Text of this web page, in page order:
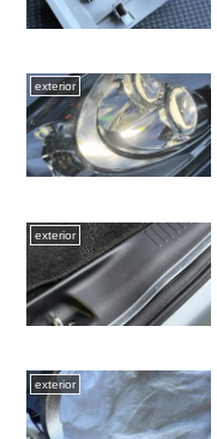
exterior
exterior
exterior